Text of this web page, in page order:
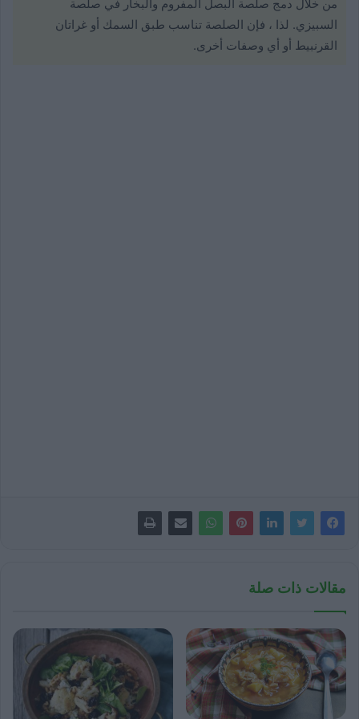
من خلال دمج صلصة البصل المفروم والبخار في صلصة
السبيزي. لذا ، فإن الصلصة تناسب طبق السمك أو غراتان
القرنبيط أو أي وصفات أخرى.
مقالات ذات صلة